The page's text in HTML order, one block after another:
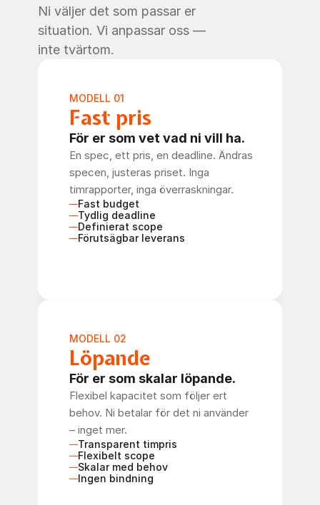
Ni väljer det som passar er
situation. Vi anpassar oss —
inte tvärtom.
MODELL 01
Fast pris
För er som vet vad ni vill ha.
En spec, ett pris, en deadline. Ändras
specen, justeras priset. Inga
timrapporter, inga överraskningar.
Fast budget
Tydlig deadline
Definierat scope
Förutsägbar leverans
MODELL 02
Löpande
För er som skalar löpande.
Flexibel kapacitet som följer ert
behov. Ni betalar för det ni använder
– inget mer.
Transparent timpris
Flexibelt scope
Skalar med behov
Ingen bindning